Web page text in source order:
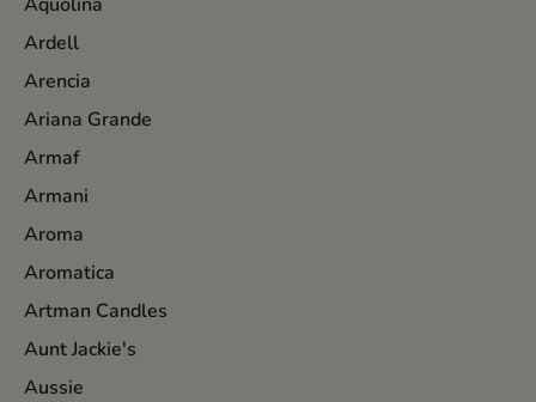
Ardell
Arencia
Ariana Grande
Armaf
Armani
Aroma
Aromatica
Artman Candles
Aunt Jackie's
Aussie